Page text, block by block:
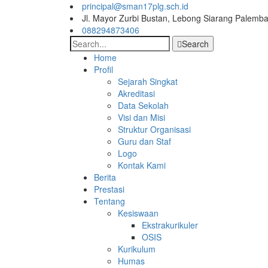
principal@sman17plg.sch.id
Jl. Mayor Zurbi Bustan, Lebong Siarang
088294873406
Search
Home
Profil
Sejarah Singkat
Akreditasi
Data Sekolah
Visi dan Misi
Struktur Organisasi
Guru dan Staf
Logo
Kontak Kami
Berita
Prestasi
Tentang
Kesiswaan
Ekstrakurikuler
OSIS
Kurikulum
Humas